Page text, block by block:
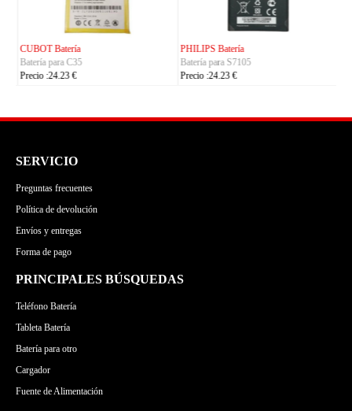
CUBOT Batería
Batería para C35
Precio :24.23 €
PHILIPS Batería
Batería para S7105
Precio :24.23 €
SERVICIO
Preguntas frecuentes
Política de devolución
Envíos y entregas
Forma de pago
PRINCIPALES BÚSQUEDAS
Teléfono Batería
Tableta Batería
Batería para otro
Cargador
Fuente de Alimentación